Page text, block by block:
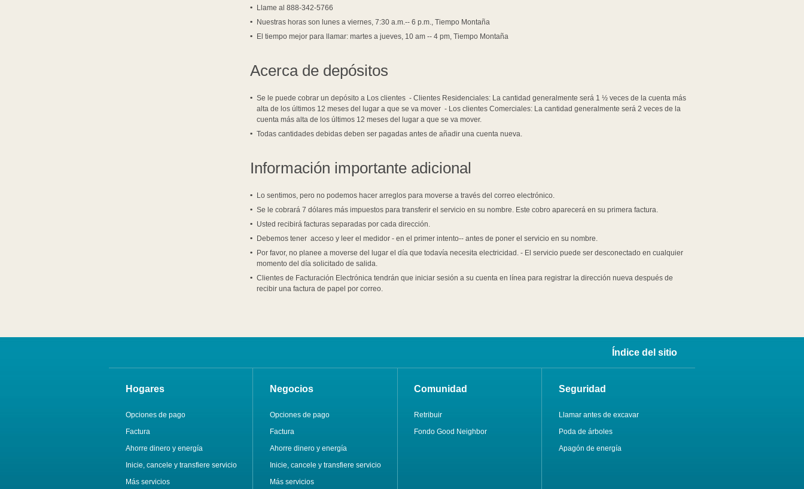
Llame al 888-342-5766
Nuestras horas son lunes a viernes, 7:30 a.m.-- 6 p.m., Tiempo Montaña
El tiempo mejor para llamar: martes a jueves, 10 am -- 4 pm, Tiempo Montaña
Acerca de depósitos
Se le puede cobrar un depósito a Los clientes - Clientes Residenciales: La cantidad generalmente será 1 ½ veces de la cuenta más
alta de los últimos 12 meses del lugar a que se va mover - Los clientes Comerciales: La cantidad generalmente será 2 veces de la
cuenta más alta de los últimos 12 meses del lugar a que se va mover.
Todas cantidades debidas deben ser pagadas antes de añadir una cuenta nueva.
Información importante adicional
Lo sentimos, pero no podemos hacer arreglos para moverse a través del correo electrónico.
Se le cobrará 7 dólares más impuestos para transferir el servicio en su nombre. Este cobro aparecerá en su primera factura.
Usted recibirá facturas separadas por cada dirección.
Debemos tener acceso y leer el medidor - en el primer intento-- antes de poner el servicio en su nombre.
Por favor, no planee a moverse del lugar el día que todavía necesita electricidad. - El servicio puede ser desconectado en cualquier
momento del día solicitado de salida.
Clientes de Facturación Electrónica tendrán que iniciar sesión a su cuenta en línea para registrar la dirección nueva después de
recibir una factura de papel por correo.
Índice del sitio
Hogares
Opciones de pago
Factura
Ahorre dinero y energía
Inicie, cancele y transfiere servicio
Más servicios
Negocios
Opciones de pago
Factura
Ahorre dinero y energía
Inicie, cancele y transfiere servicio
Más servicios
Comunidad
Retribuir
Fondo Good Neighbor
Seguridad
Llamar antes de excavar
Poda de árboles
Apagón de energía